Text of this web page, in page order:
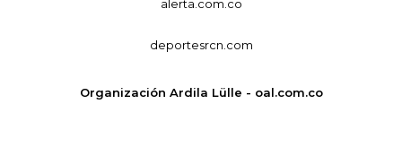
alerta.com.co
deportesrcn.com
Organización Ardila Lülle - oal.com.co